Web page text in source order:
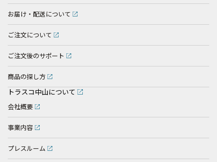
お届け・配送について
ご注文について
ご注文後のサポート
商品の探し方
トラスコ中山について
会社概要
事業内容
プレスルーム